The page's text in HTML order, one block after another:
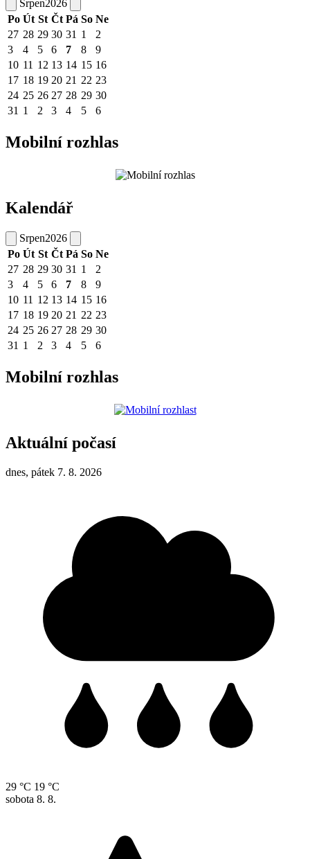
Srpen2026
Po Út St Čt Pá So Ne
27 28 29 30 31 1
2
3
4 5 6 7 8
9
10 11 12 13 14 15 16
17 18 19 20 21 22 23
24 25 26 27 28 29 30
31 1 2 3 4 5 6
Mobilní rozhlas
Kalendář
Srpen2026
Po Út St Čt Pá So Ne
27 28 29 30 31 1
2
3
4 5 6 7 8
9
10 11 12 13 14 15 16
17 18 19 20 21 22 23
24 25 26 27 28 29 30
31 1 2 3 4 5 6
Mobilní rozhlas
Aktuální počasí
dnes, pátek 7. 8. 2026
29 °C 19 °C
sobota 8. 8.